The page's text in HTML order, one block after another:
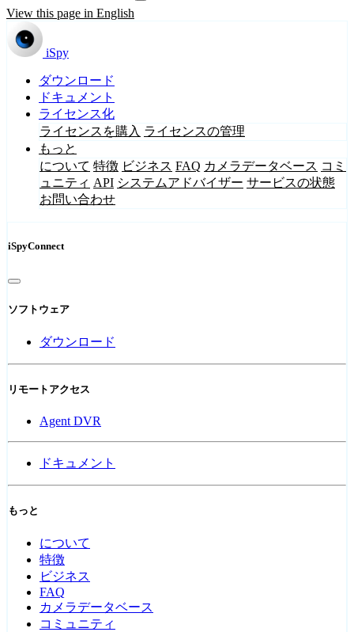
View this page in English
iSpy
ダウンロード
ドキュメント
ライセンス化
ライセンスを購入 ライセンスの管理
もっと
について 特徴 ビジネス FAQ カメラデータベース コミ
ュニティ API システムアドバイザー サービスの状態
お問い合わせ
iSpyConnect
ソフトウェア
ダウンロード
リモートアクセス
Agent DVR
ドキュメント
もっと
について
特徴
ビジネス
FAQ
カメラデータベース
コミュニティ